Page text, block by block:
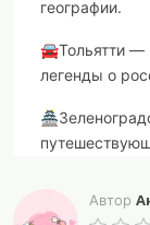
географии.
🚘Тольятти —
легенды о
🎶Сочи —
Автор